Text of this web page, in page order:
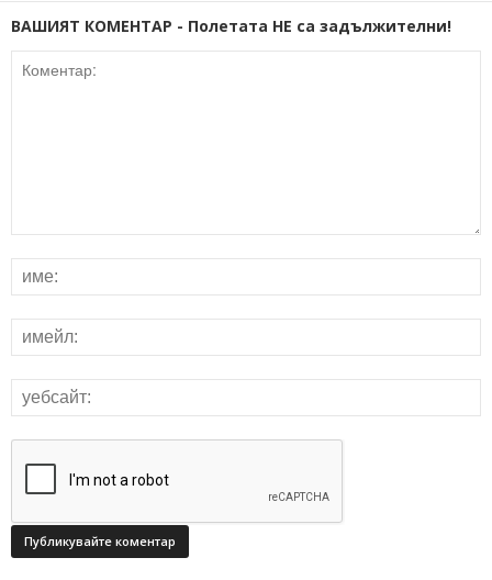
ВАШИЯТ КОМЕНТАР - Полетата НЕ са задължителни!